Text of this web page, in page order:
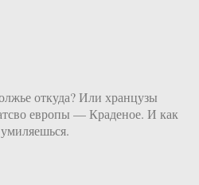
откуда? Или хранцузы
европы — Краденое. И как